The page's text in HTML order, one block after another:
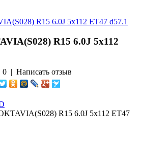
R15 6.0J 5х112
0 | Написать отзыв
R15 6.0J 5х112 ЕТ47